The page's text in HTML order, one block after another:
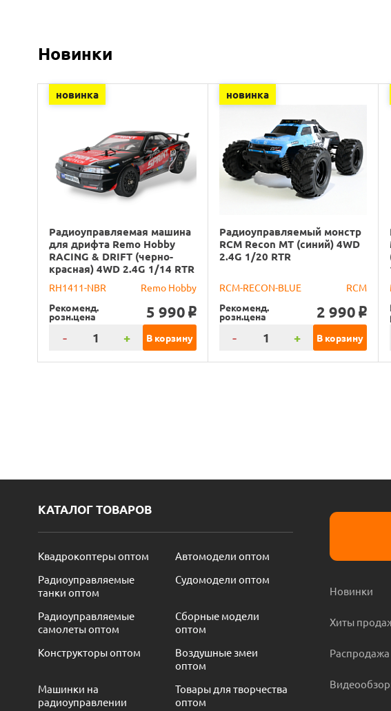
Новинки
новинка
Радиоуправляемая машина
для дрифта Remo Hobby
RACING & DRIFT (черно-
красная) 4WD 2.4G 1/14 RTR
RH1411-NBR
Remo Hobby
Рекоменд.
розн.цена 5 990 o
- + В корзину
новинка
Радиоуправляемый монстр
RCM Recon MT (синий) 4WD
2.4G 1/20 RTR
RCM-RECON-BLUE
RCM
Рекоменд.
розн.цена 2 990 o
- + В корзину
КАТАЛОГ ТОВАРОВ
Квадрокоптеры оптом
Автомодели оптом
Радиоуправляемые
танки оптом
Судомодели оптом
Радиоуправляемые
самолеты оптом
Сборные модели
оптом
Конструкторы оптом
Воздушные змеи
оптом
Машинки на
радиоуправлении
Товары для творчества
оптом
Новинки
Хиты
Распродажа